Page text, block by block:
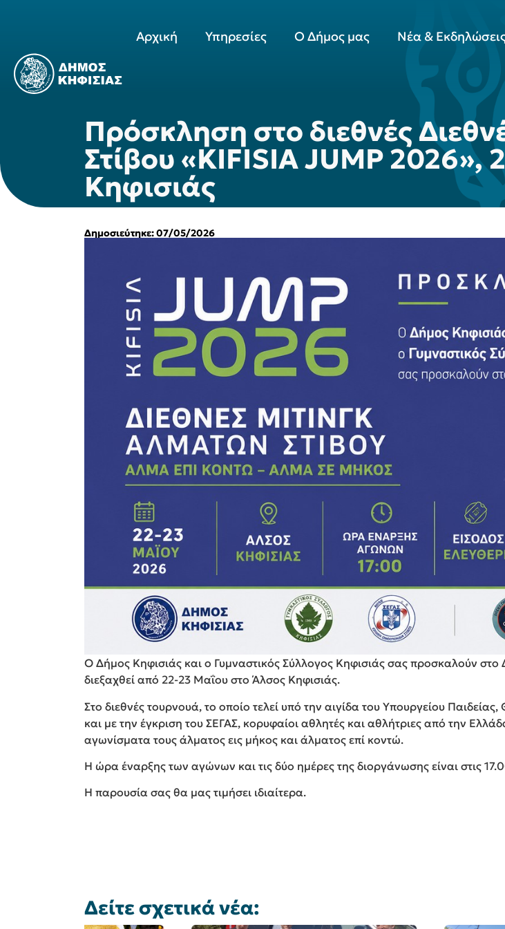
Αρχική Υπηρεσίες Ο Δήμος μας Νέα &
Πρόσκληση στο διεθνές
Στίβου «KIFISIA JUMP
Κηφισιάς
Δημοσιεύτηκε: 07/05/2026
Ο Δήμος Κηφισιάς και ο Γυμναστικός Σύλλογος Κηφισιάς σας προσκαλούν
διεξαχθεί από 22-23 Μαΐου στο Άλσος Κηφισιάς.
Στο διεθνές τουρνουά, το οποίο τελεί υπό την αιγίδα του Υπουργείου
και με την έγκριση του ΣΕΓΑΣ, κορυφαίοι αθλητές και αθλήτριες από την
αγωνίσματα τους άλματος εις μήκος και άλματος επί κοντώ.
Η ώρα έναρξης των αγώνων και τις δύο ημέρες της διοργάνωσης είναι στις
Η παρουσία σας θα μας τιμήσει ιδιαίτερα.
Δείτε σχετικά νέα: